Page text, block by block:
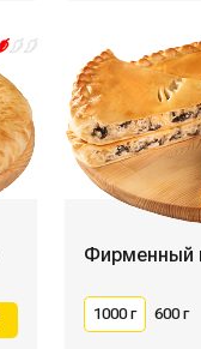
Фирменный
1000 г 600 г